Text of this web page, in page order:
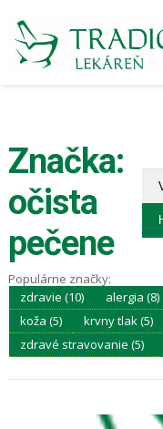
Značka:
očista
pečene
Populárne značky:
zdravie (10)
alergia (8)
koža (5)
krvny tlak (5)
zdravé stravovanie (5)